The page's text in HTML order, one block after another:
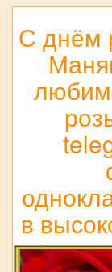
С днём
в